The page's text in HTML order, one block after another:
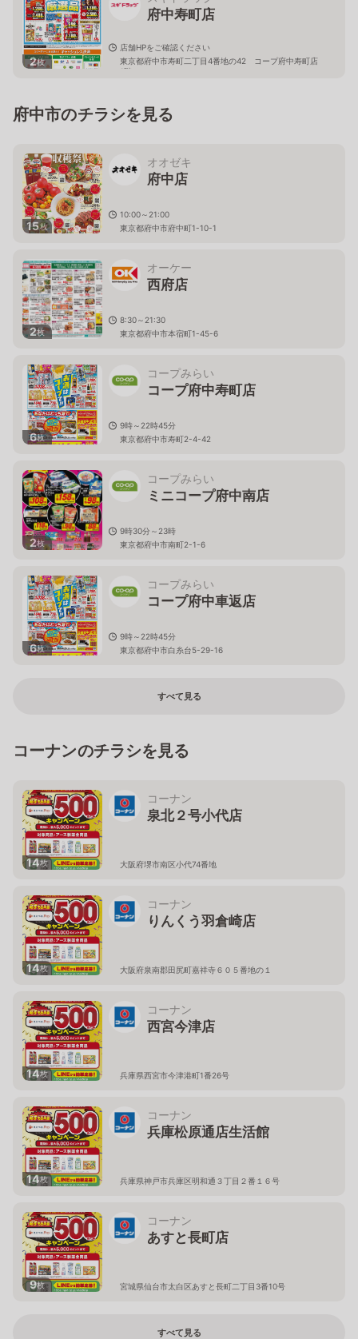
2枚
府中寿町店
店舗HPをご確認ください
東京都府中市寿町二丁目4番地の42 コープ府中寿町店
1階
府中市のチラシを見る
15枚
オオゼキ
府中店
10:00～21:00
東京都府中市府中町1-10-1
2枚
オーケー
西府店
8:30～21:30
東京都府中市本宿町1-45-6
6枚
コープみらい
コープ府中寿町店
9時～22時45分
東京都府中市寿町2-4-42
2枚
コープみらい
ミニコープ府中南店
9時30分～23時
東京都府中市南町2-1-6
6枚
コープみらい
コープ府中車返店
9時～22時45分
東京都府中市白糸台5-29-16
すべて見る
コーナンのチラシを見る
14枚
コーナン
泉北２号小代店
大阪府堺市南区小代74番地
14枚
コーナン
りんくう羽倉崎店
大阪府泉南郡田尻町嘉祥寺６０５番地の１
14枚
コーナン
西宮今津店
兵庫県西宮市今津港町1番26号
14枚
コーナン
兵庫松原通店生活館
兵庫県神戸市兵庫区明和通３丁目２番１６号
9枚
コーナン
あすと長町店
宮城県仙台市太白区あすと長町二丁目3番10号
すべて見る